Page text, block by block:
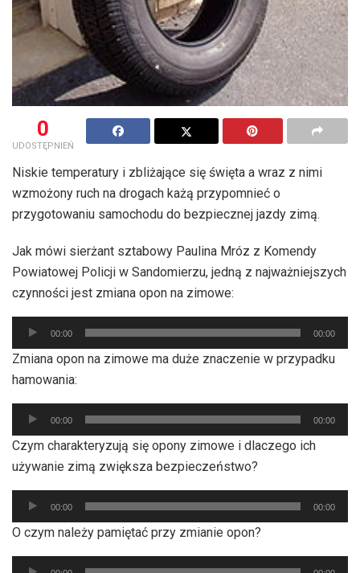
0
UDOSTĘPNIEŃ
Niskie temperatury i zbliżające się święta a wraz z nimi
wzmożony ruch na drogach każą przypomnieć o
przygotowaniu samochodu do bezpiecznej jazdy zimą.
Jak mówi sierżant sztabowy Paulina Mróz z Komendy
Powiatowej Policji w Sandomierzu, jedną z najważniejszych
czynności jest zmiana opon na zimowe:
Odtwarzacz
plików
dźwiękowych
00:00 00:00
Zmiana opon na zimowe ma duże znaczenie w przypadku
hamowania:
Odtwarzacz
plików
dźwiękowych
00:00 00:00
Czym charakteryzują się opony zimowe i dlaczego ich
używanie zimą zwiększa bezpieczeństwo?
Odtwarzacz
plików
dźwiękowych
00:00 00:00
O czym należy pamiętać przy zmianie opon?
Odtwarzacz